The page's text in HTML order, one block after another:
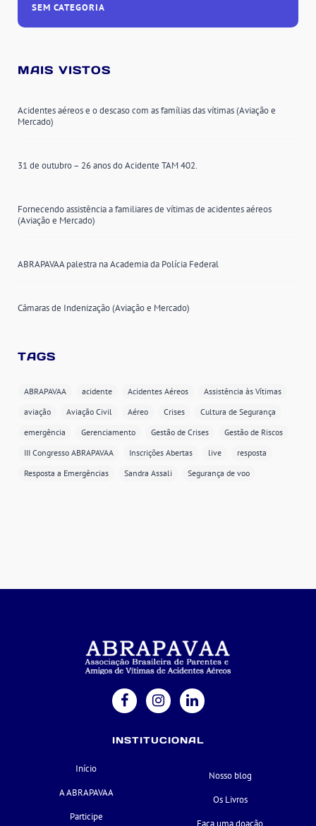
SEM CATEGORIA
MAIS VISTOS
Acidentes aéreos e o descaso com as famílias das vítimas (Aviação e
Mercado)
31 de outubro – 26 anos do Acidente TAM 402.
Fornecendo assistência a familiares de vítimas de acidentes aéreos
(Aviação e Mercado)
ABRAPAVAA palestra na Academia da Polícia Federal
Câmaras de Indenização (Aviação e Mercado)
TAGS
ABRAPAVAA acidente Acidentes Aéreos
Assistência às Vítimas
aviação
Aviação Civil Aéreo Crises
Cultura de Segurança
emergência
Gerenciamento Gestão de Crises
Gestão de Riscos
III Congresso ABRAPAVAA
Inscrições Abertas live
resposta
Resposta a Emergências
Sandra Assali Segurança de voo
INSTITUCIONAL
Início
A ABRAPAVAA
Participe
Nosso blog
Os Livros
Faça uma doação